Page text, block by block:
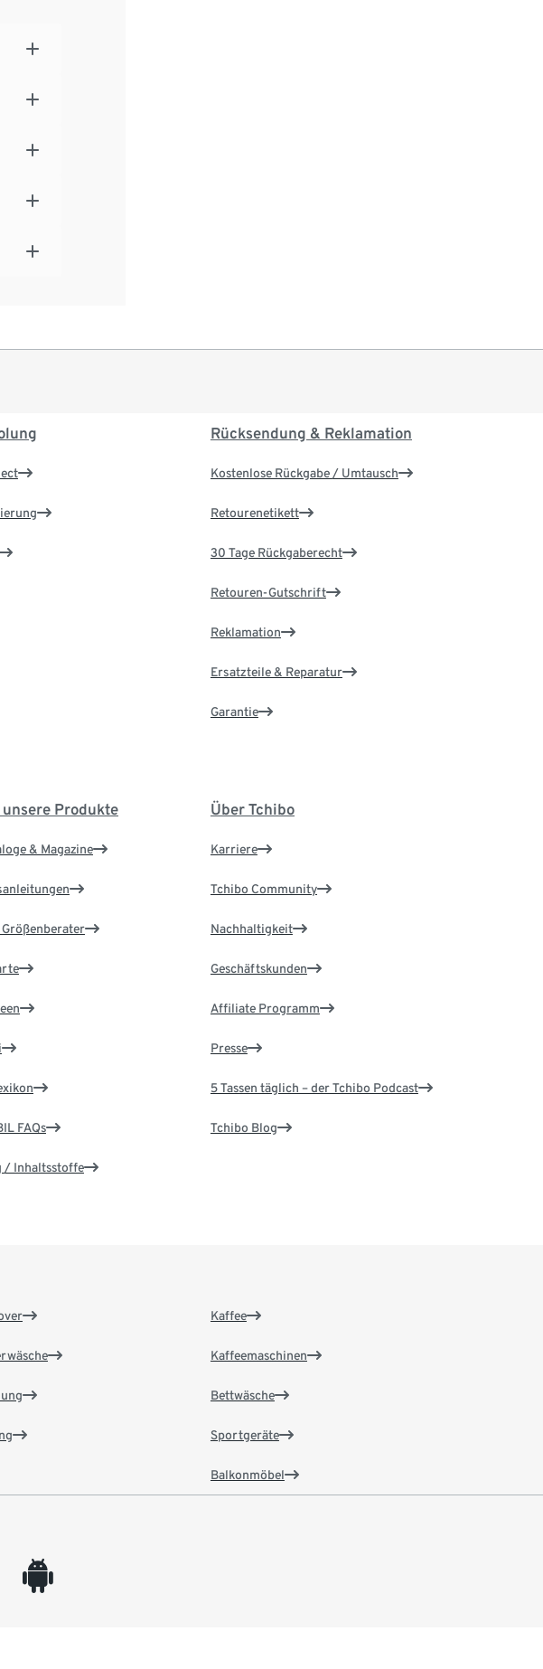
Rücksendung & Reklamation
Kostenlose Rückgabe / Umtausch
Retourenetikett
30 Tage Rückgaberecht
Retouren-Gutschrift
Reklamation
Ersatzteile & Reparatur
Garantie
Produkte
& Magazine
FAQs
/ Inhaltsstoffe
Über Tchibo
Karriere
Tchibo Community
Nachhaltigkeit
Geschäftskunden
Affiliate Programm
Presse
5 Tassen täglich – der Tchibo Podcast
Tchibo Blog
Kaffee
Kaffeemaschinen
Bettwäsche
Sportgeräte
Balkonmöbel
android